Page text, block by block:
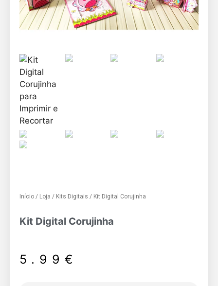
Início / Loja / Kits Digitais / Kit Digital Corujinha
Kit Digital Corujinha
5.99 €